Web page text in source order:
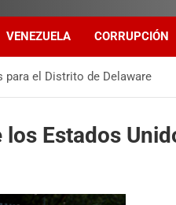
VENEZUELA CORRUPCIÓN
para el Distrito de Delaware
los Estados